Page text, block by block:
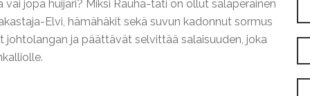
jopa huijari? Miksi Rauha-täti on ollut salaperäinen
Elvi, hämähäkit sekä suvun kadonnut sormus
ja päättävät selvittää salaisuuden, joka